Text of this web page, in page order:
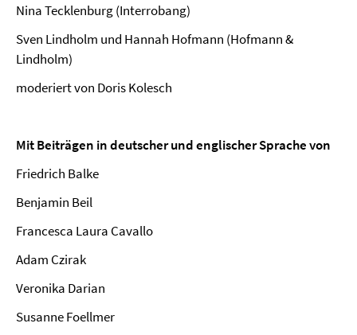
Nina Tecklenburg (Interrobang)
Sven Lindholm und Hannah Hofmann (Hofmann &
Lindholm)
moderiert von Doris Kolesch
Mit Beiträgen in deutscher und englischer Sprache von
Friedrich Balke
Benjamin Beil
Francesca Laura Cavallo
Adam Czirak
Veronika Darian
Susanne Foellmer